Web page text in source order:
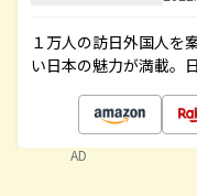
１万人の訪日外国人を
い日本の魅力が満載。
AD